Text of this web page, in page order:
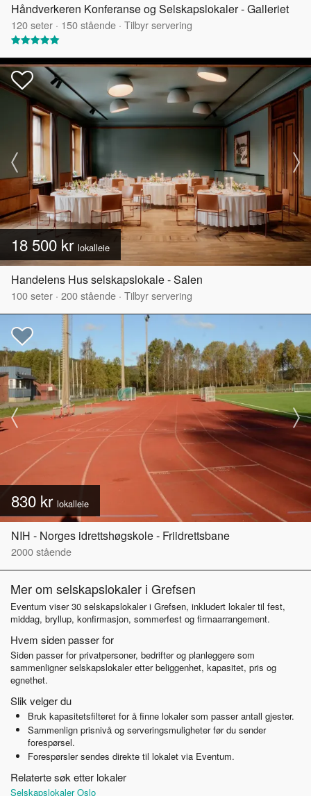
Håndverkeren Konferanse og Selskapslokaler - Galleriet
120seter · 150stående · Tilbyr servering
18 500 kr lokalleie
Handelens Hus selskapslokale - Salen
100seter · 200stående · Tilbyr servering
830 kr lokalleie
NIH - Norges idrettshøgskole - Friidrettsbane
2000stående
Mer om selskapslokaler i Grefsen
Eventum viser 30 selskapslokaler i Grefsen, inkludert lokaler til fest,
middag, bryllup, konfirmasjon, sommerfest og firmaarrangement.
Hvem siden passer for
Siden passer for privatpersoner, bedrifter og planleggere som
sammenligner selskapslokaler etter beliggenhet, kapasitet, pris og
egnethet.
Slik velger du
Bruk kapasitetsfilteret for å finne lokaler som passer antall gjester.
Sammenlign prisnivå og serveringsmuligheter før du sender
forespørsel.
Forespørsler sendes direkte til lokalet via Eventum.
Relaterte søk etter lokaler
Selskapslokaler Oslo